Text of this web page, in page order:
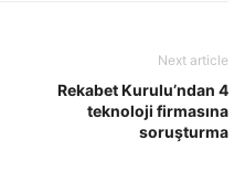
Next article
Rekabet Kurulu’ndan 4
teknoloji firmasına
soruşturma